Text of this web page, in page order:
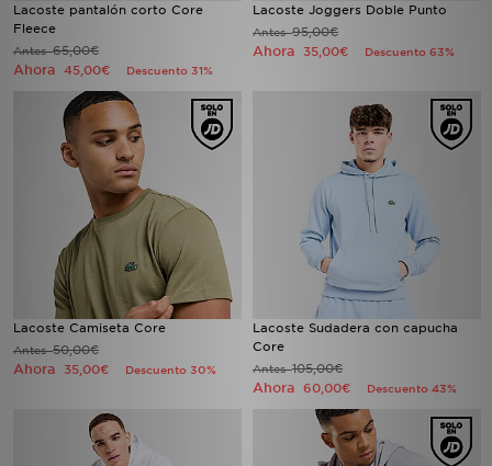
Lacoste pantalón corto Core
Fleece
Antes65,00€
Ahora 45,00€ Descuento 31%
Lacoste Joggers Doble Punto
Antes95,00€
Ahora 35,00€ Descuento 63%
Lacoste Camiseta Core
Antes50,00€
Ahora 35,00€ Descuento 30%
Lacoste Sudadera con capucha
Core
Antes105,00€
Ahora 60,00€ Descuento 43%